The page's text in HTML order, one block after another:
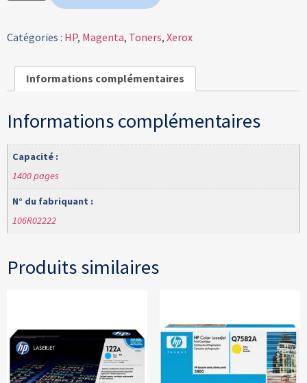
Catégories : HP, Magenta, Toners, Xerox
Informations complémentaires
Informations complémentaires
Capacité :
1400 pages
N° du fabriquant :
106R02222
Produits similaires